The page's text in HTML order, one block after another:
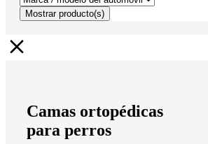
Mostrar producto(s)
Camas ortopédicas
para perros